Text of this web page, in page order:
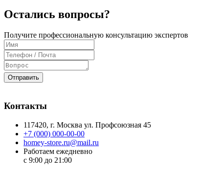
Остались вопросы?
Получите профессиональную консультацию экспертов
Отправить
Контакты
117420, г. Москва ул. Профсоюзная 45
+7 (000) 000-00-00
homey-store.ru@mail.ru
Работаем ежедневно
с 9:00 до 21:00